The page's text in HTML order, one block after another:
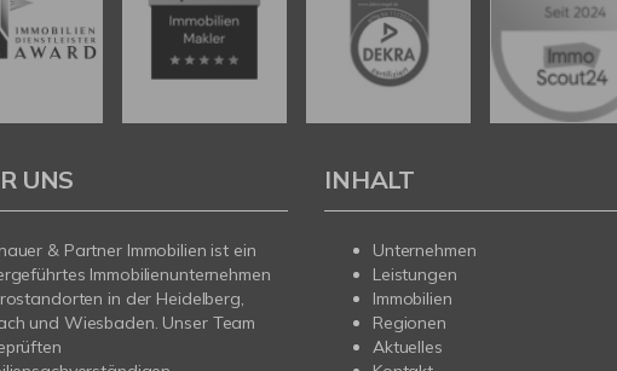
UNS
& Partner Immobilien ist ein
Immobilienunternehmen
in der Heidelberg,
und Wiesbaden. Unser Team
INHALT
Unternehmen
Leistungen
Immobilien
Regionen
Aktuelles